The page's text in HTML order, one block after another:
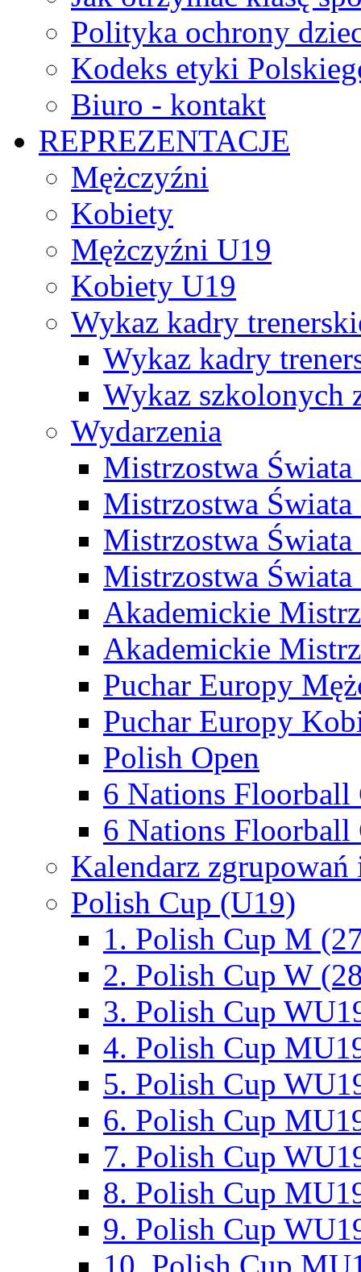
Polityka ochrony
Kodeks etyki
Biuro - kontakt
REPREZENTACJE
Mężczyźni
Kobiety
Mężczyźni U19
Kobiety U19
Wykaz kadry
Wykaz kadry
Wykaz szkolonych
Wydarzenia
Mistrzostwa
Mistrzostwa
Mistrzostwa
Mistrzostwa
Akademickie
Akademickie
Puchar Europy
Puchar Europy
Polish Open
6 Nations Floorball
6 Nations Floorball
Kalendarz
Polish Cup (U19)
1. Polish Cup M
2. Polish Cup W
3. Polish Cup
4. Polish Cup
5. Polish Cup
6. Polish Cup
7. Polish Cup
8. Polish Cup
9. Polish Cup
10. Polish Cup